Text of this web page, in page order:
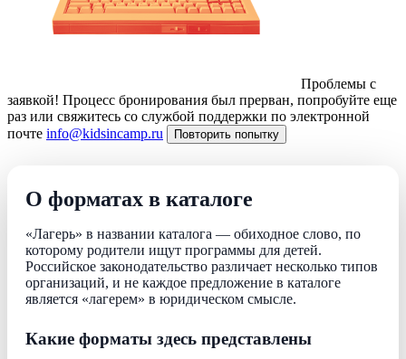
Проблемы с
заявкой! Процесс бронирования был прерван, попробуйте еще
раз или свяжитесь со службой поддержки по электронной
почте info@kidsincamp.ru Повторить попытку
О форматах в каталоге
«Лагерь» в названии каталога — обиходное слово, по
которому родители ищут программы для детей.
Российское законодательство различает несколько типов
организаций, и не каждое предложение в каталоге
является «лагерем» в юридическом смысле.
Какие форматы здесь представлены